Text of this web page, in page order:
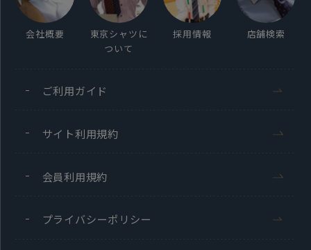
会社概要
東京シャツに
ついて
採用情報 店舗検索
ご利用ガイド
サイト利用規約
会員利用規約
プライバシーポリシー